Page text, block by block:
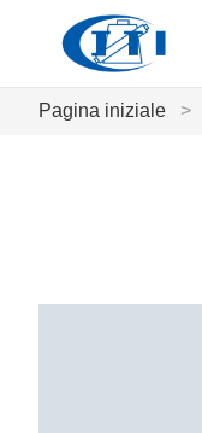
Pagina iniziale >